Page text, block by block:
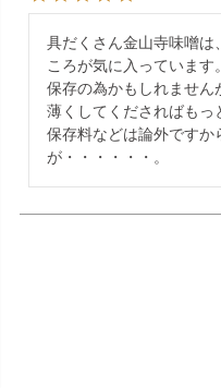
具だくさん金山寺味噌は
ころが気に入っています。
保存の為かもしれません
薄くしてくださればもっ
保存料などは論外ですか